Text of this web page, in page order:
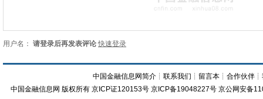
用户名： 请登录后再发表评论 快速登录
中国金融信息网简介 ┊联系我们 ┊ 留言本 ┊合作伙伴 ┊
中国金融信息网 版权所有 京ICP证120153号 京ICP备19048227号 京公网安备